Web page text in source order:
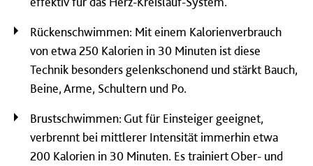
Rückenschwimmen: Mit einem Kalorienverbrauch
von etwa 250 Kalorien in 30 Minuten ist diese
Technik besonders gelenkschonend und stärkt Bauch,
Beine, Arme, Schultern und Po.
Brustschwimmen: Gut für Einsteiger geeignet,
verbrennt bei mittlerer Intensität immerhin etwa
200 Kalorien in 30 Minuten. Es trainiert Ober- und